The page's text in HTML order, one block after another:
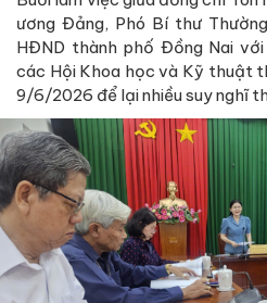
ương Đảng, Phó Bí thư
HĐND thành phố Đồng Nai
các Hội Khoa học và Kỹ thuật
9/6/2026 để lại nhiều suy nghĩ